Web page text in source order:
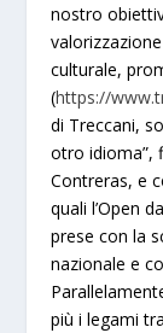
nostro
culturale,
(https://
di Treccani,
otro idioma”,
Contreras, e
quali l’Open
prese con la
nazionale e
più i legami